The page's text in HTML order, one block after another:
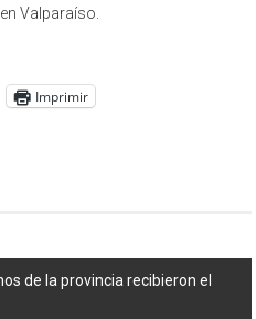
Valparaíso.
Imprimir
de la provincia recibieron el